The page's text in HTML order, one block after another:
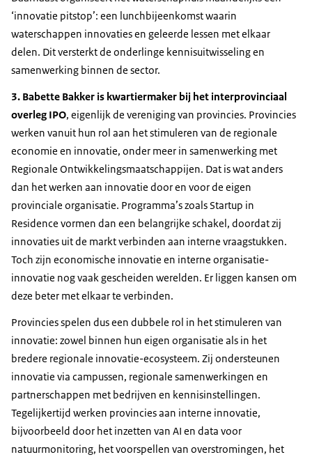
‘innovatie pitstop’: een lunchbijeenkomst waarin
waterschappen innovaties en geleerde lessen met elkaar
delen. Dit versterkt de onderlinge kennisuitwisseling en
samenwerking binnen de sector.
3. Babette Bakker is kwartiermaker bij het interprovinciaal
overleg IPO, eigenlijk de vereniging van provincies. Provincies
werken vanuit hun rol aan het stimuleren van de regionale
economie en innovatie, onder meer in samenwerking met
Regionale Ontwikkelingsmaatschappijen. Dat is wat anders
dan het werken aan innovatie door en voor de eigen
provinciale organisatie. Programma’s zoals Startup in
Residence vormen dan een belangrijke schakel, doordat zij
innovaties uit de markt verbinden aan interne vraagstukken.
Toch zijn economische innovatie en interne organisatie-
innovatie nog vaak gescheiden werelden. Er liggen kansen om
deze beter met elkaar te verbinden.
Provincies spelen dus een dubbele rol in het stimuleren van
innovatie: zowel binnen hun eigen organisatie als in het
bredere regionale innovatie-ecosysteem. Zij ondersteunen
innovatie via campussen, regionale samenwerkingen en
partnerschappen met bedrijven en kennisinstellingen.
Tegelijkertijd werken provincies aan interne innovatie,
bijvoorbeeld door het inzetten van AI en data voor
natuurmonitoring, het voorspellen van overstromingen, het